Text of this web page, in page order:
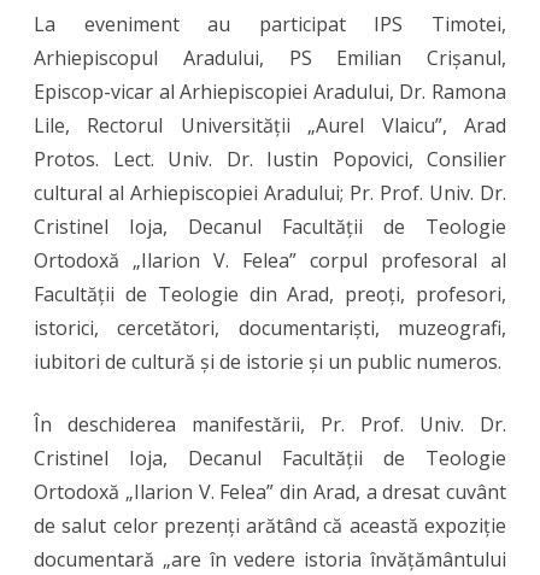
La eveniment au participat IPS Timotei,
Arhiepiscopul Aradului, PS Emilian Crișanul,
Episcop-vicar al Arhiepiscopiei Aradului, Dr. Ramona
Lile, Rectorul Universității „Aurel Vlaicu”, Arad
Protos. Lect. Univ. Dr. Iustin Popovici, Consilier
cultural al Arhiepiscopiei Aradului; Pr. Prof. Univ. Dr.
Cristinel Ioja, Decanul Facultății de Teologie
Ortodoxă „Ilarion V. Felea” corpul profesoral al
Facultății de Teologie din Arad, preoți, profesori,
istorici, cercetători, documentariști, muzeografi,
iubitori de cultură și de istorie și un public numeros.
În deschiderea manifestării, Pr. Prof. Univ. Dr.
Cristinel Ioja, Decanul Facultății de Teologie
Ortodoxă „Ilarion V. Felea” din Arad, a dresat cuvânt
de salut celor prezenți arătând că această expoziție
documentară „are în vedere istoria învățământului